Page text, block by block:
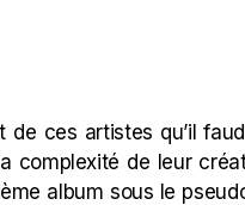
de ces artistes qu’il
complexité de leur
album sous le